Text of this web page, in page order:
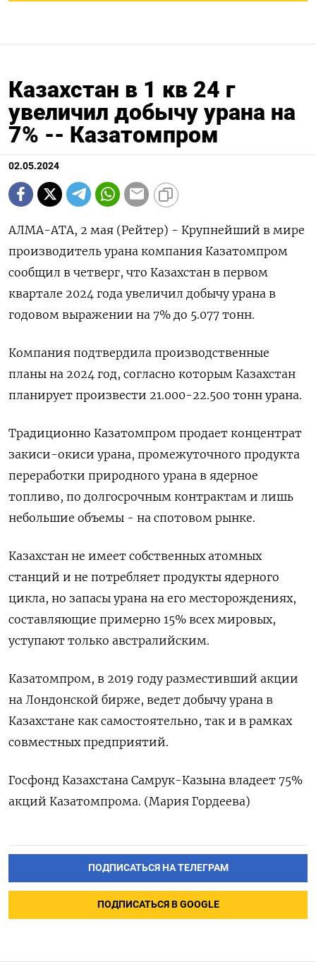
Казахстан в 1 кв 24 г
увеличил добычу урана на
7% -- Казатомпром
02.05.2024
АЛМА-АТА, 2 мая (Рейтер) - Крупнейший в мире
производитель урана компания Казатомпром
сообщил в четверг, что Казахстан в первом
квартале 2024 года увеличил добычу урана в
годовом выражении на 7% до 5.077 тонн.
Компания подтвердила производственные
планы на 2024 год, согласно которым Казахстан
планирует произвести 21.000-22.500 тонн урана.
Традиционно Казатомпром продает концентрат
закиси-окиси урана, промежуточного продукта
переработки природного урана в ядерное
топливо, по долгосрочным контрактам и лишь
небольшие объемы - на спотовом рынке.
Казахстан не имеет собственных атомных
станций и не потребляет продукты ядерного
цикла, но запасы урана на его месторождениях,
составляющие примерно 15% всех мировых,
уступают только австралийским.
Казатомпром, в 2019 году разместивший акции
на Лондонской бирже, ведет добычу урана в
Казахстане как самостоятельно, так и в рамках
совместных предприятий.
Госфонд Казахстана Самрук-Казына владеет 75%
акций Казатомпрома. (Мария Гордеева)
ПОДПИСАТЬСЯ НА ТЕЛЕГРАМ
ПОДПИСАТЬСЯ В GOOGLE